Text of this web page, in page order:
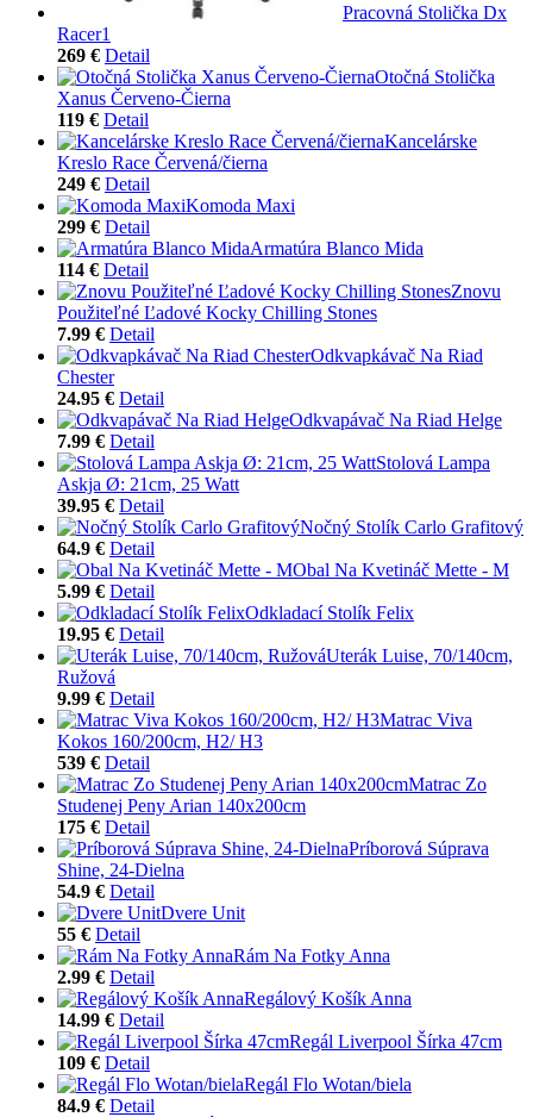
Pracovná Stolička Dx
Racer1
269 € Detail
Otočná Stolička
Xanus Červeno-Čierna
119 € Detail
Kancelárske
Kreslo Race Červená/čierna
249 € Detail
Komoda Maxi
299 € Detail
Armatúra Blanco Mida
114 € Detail
Znovu
Použiteľné Ľadové Kocky Chilling Stones
7.99 € Detail
Odkvapkávač Na Riad
Chester
24.95 € Detail
Odkvapávač Na Riad Helge
7.99 € Detail
Stolová Lampa
Askja Ø: 21cm, 25 Watt
39.95 € Detail
Nočný Stolík Carlo Grafitový
64.9 € Detail
Obal Na Kvetináč Mette - M
5.99 € Detail
Odkladací Stolík Felix
19.95 € Detail
Uterák Luise, 70/140cm,
Ružová
9.99 € Detail
Matrac Viva
Kokos 160/200cm, H2/ H3
539 € Detail
Matrac Zo
Studenej Peny Arian 140x200cm
175 € Detail
Príborová Súprava
Shine, 24-Dielna
54.9 € Detail
Dvere Unit
55 € Detail
Rám Na Fotky Anna
2.99 € Detail
Regálový Košík Anna
14.99 € Detail
Regál Liverpool Šírka 47cm
109 € Detail
Regál Flo Wotan/biela
84.9 € Detail